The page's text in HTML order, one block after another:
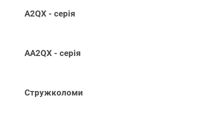
A2QX - серія
AA2QX - серія
Стружколоми